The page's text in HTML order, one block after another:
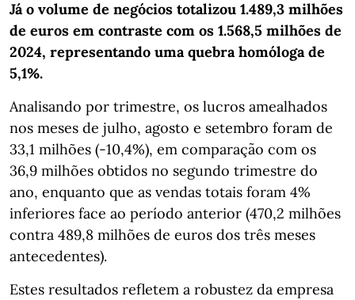
Já o volume de negócios totalizou 1.489,3 milhões
de euros em contraste com os 1.568,5 milhões de
2024, representando uma quebra homóloga de
5,1%.
Analisando por trimestre, os lucros amealhados
nos meses de julho, agosto e setembro foram de
33,1 milhões (-10,4%), em comparação com os
36,9 milhões obtidos no segundo trimestre do
ano, enquanto que as vendas totais foram 4%
inferiores face ao período anterior (470,2 milhões
contra 489,8 milhões de euros dos três meses
antecedentes).
Estes resultados refletem a robustez da empresa